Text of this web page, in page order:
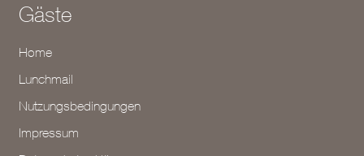
Gäste
Home
Lunchmail
Nutzungsbedingungen
Impressum